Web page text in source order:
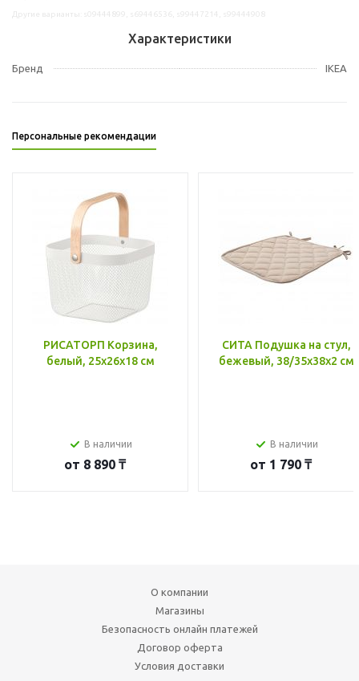
Характеристики
Бренд IKEA
Персональные рекомендации
РИСАТОРП Корзина,
белый, 25x26x18 см
В наличии
от 8 890 ₸
СИТА Подушка на стул,
бежевый, 38/35x38x2 см
В наличии
от 1 790 ₸
О компании
Магазины
Безопасность онлайн платежей
Договор оферта
Условия доставки